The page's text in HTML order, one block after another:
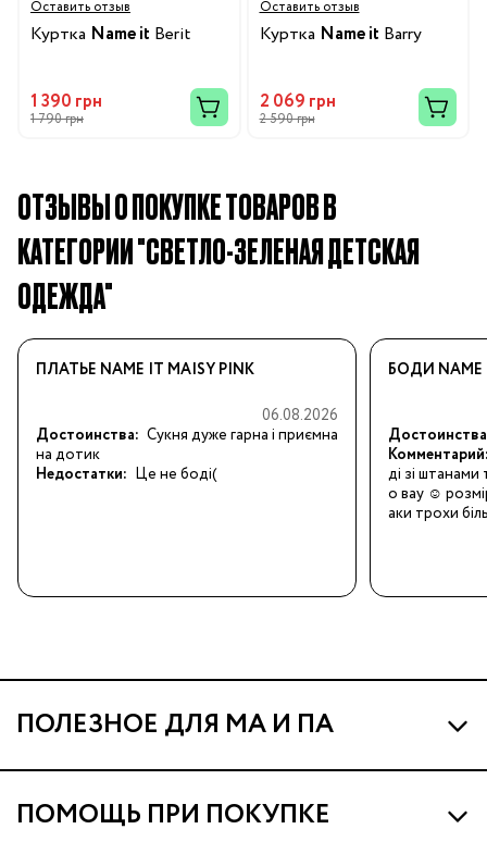
Оставить отзыв
Куртка Name it Berit
1 390 грн
1 790 грн
Оставить отзыв
Куртка Name it Barry
2 069 грн
2 590 грн
ОТЗЫВЫ О ПОКУПКЕ ТОВАРОВ В
КАТЕГОРИИ "СВЕТЛО-ЗЕЛЕНАЯ ДЕТСКАЯ
ОДЕЖДА"
ПЛАТЬЕ NAME IT MAISY PINK
06.08.2026
Достоинства: Сукня дуже гарна і приємна
на дотик
Недостатки: Це не боді(
БОДИ NAME
ді зі
о вау ☺️
аки трохи
ПОЛЕЗНОЕ ДЛЯ МА И ПА
Про МА и Маминых Ассистентов
Программа Ма Кешбэк
ПОМОЩЬ ПРИ ПОКУПКЕ